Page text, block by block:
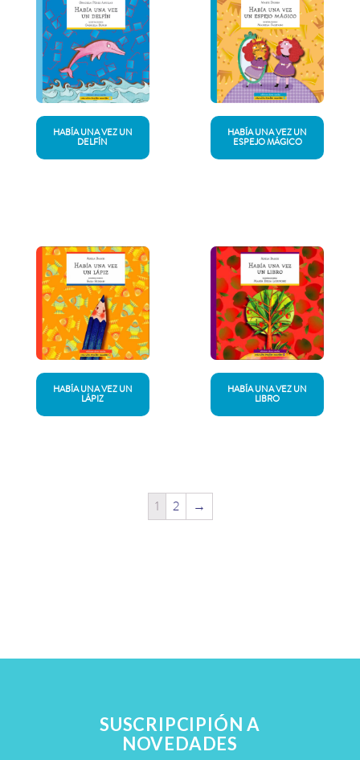
HABÍA UNA VEZ UN
DELFÍN
HABÍA UNA VEZ UN
ESPEJO MÁGICO
HABÍA UNA VEZ UN
LÁPIZ
HABÍA UNA VEZ UN
LIBRO
1 2 →
SUSCRIPCIPIÓN A
NOVEDADES